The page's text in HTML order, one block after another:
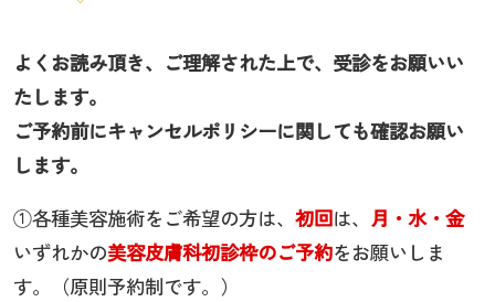
よくお読み頂き、ご理解された上で、受診をお願いい
たします。
ご予約前にキャンセルポリシーに関しても確認お願い
します。
①各種美容施術をご希望の方は、初回は、 月・水・金
いずれかの美容皮膚科初診枠のご予約をお願いしま
す。（原則予約制です。）